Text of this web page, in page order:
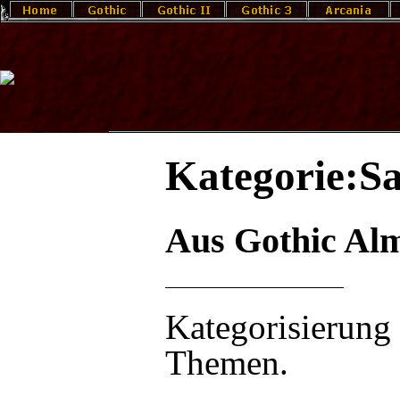
Aus Gothic
Kategorisierung
Themen.